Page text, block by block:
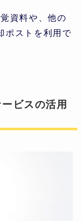
資料や、他の
ポストを利用で
ビスの活用